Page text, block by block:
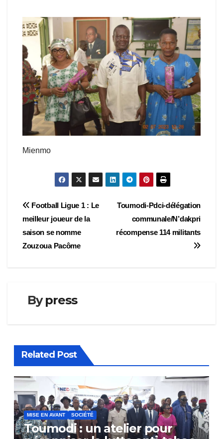
Mienmo
Navigation
de
l’article
Toumodi-Pdci-délégation
communale/N’dakpri
récompense 114 militants
Football Ligue 1 : Le
meilleur joueur de la
saison se nomme
Zouzoua Pacôme
Bypress
Related Post
MISE EN AVANT SOCIÉTÉ
Toumodi : un atelier pour